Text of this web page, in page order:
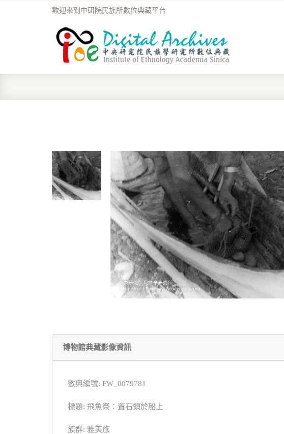
歡迎來到中研院民族所數位典藏平台
博物館典藏影像資訊
數典編號: FW_0079781
標題: 飛魚祭：置石頭於船上
族群: 雅美族